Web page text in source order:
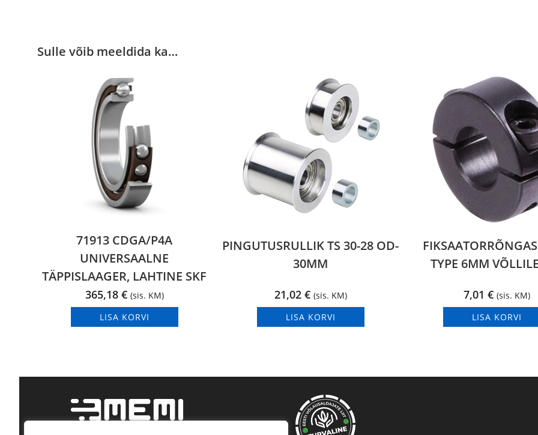
Sulle võib meeldida ka…
71913 CDGA/P4A
UNIVERSAALNE
TÄPPISLAAGER, LAHTINE SKF
365,18 € (sis. KM)
LISA KORVI
PINGUTUSRULLIK TS 30-28 OD-
30MM
21,02 € (sis. KM)
LISA KORVI
TYPE 6MM
7,01 € (sis. KM)
LISA KORVI